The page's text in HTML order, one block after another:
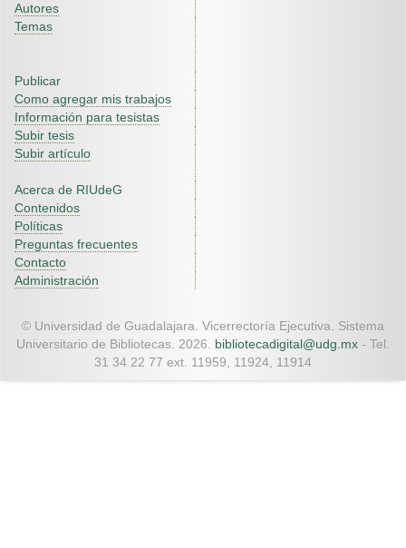
Autores
Temas
Publicar
Como agregar mis trabajos
Información para tesistas
Subir tesis
Subir artículo
Acerca de RIUdeG
Contenidos
Políticas
Preguntas frecuentes
Contacto
Administración
© Universidad de Guadalajara. Vicerrectoría Ejecutiva. Sistema
Universitario de Bibliotecas. 2026. bibliotecadigital@udg.mx - Tel.
31 34 22 77 ext. 11959, 11924, 11914